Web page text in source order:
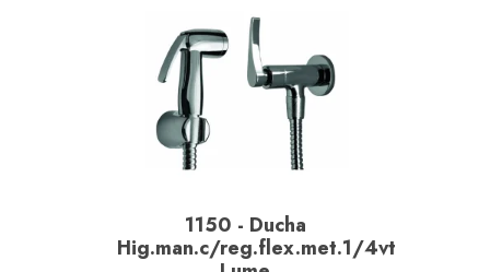
1150 - Ducha
Hig.man.c/reg.flex.met.1/4vt